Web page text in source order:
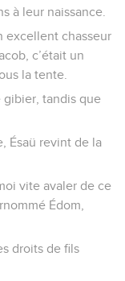
à leur naissance.
excellent chasseur
c’était un
la tente.
gibier, tandis que
Ésaü revint de la
vite avaler de ce
Édom,
droits de fils